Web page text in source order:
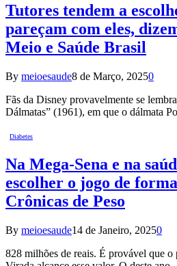
Tutores tendem a
pareçam com eles,
Meio e Saúde Brasil
By meioesaude8 de Março, 20250
Fãs da Disney provavelmente se
Dálmatas” (1961), em que o dálmata
Diabetes
Na Mega-Sena e na
escolher o jogo de
Crônicas de Peso
By meioesaude14 de Janeiro, 20250
828 milhões de reais. É provável que